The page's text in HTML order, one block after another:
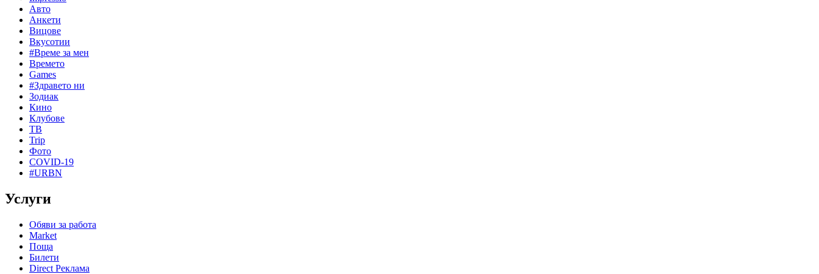
Авто
Анкети
Вицове
Вкусотии
#Време за мен
Времето
Games
#Здравето ни
Зодиак
Кино
Клубове
ТВ
Trip
Фото
COVID-19
#URBN
Услуги
Обяви за работа
Market
Поща
Билети
Direct Реклама